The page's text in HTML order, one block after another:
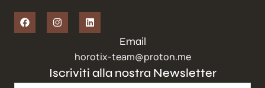
Iscriviti alla nostra Newsletter
Email
horotix-team@proton.me